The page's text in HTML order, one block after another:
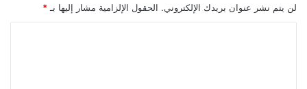
لن يتم نشر عنوان بريدك الإلكتروني. الحقول الإلزامية مشار إليها بـ *